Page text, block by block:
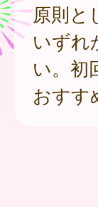
原則と
いずれ
い。初
おすす